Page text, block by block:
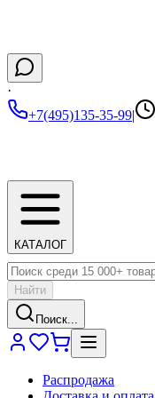
·
+7(495)135-35-99|
КАТАЛОГ
Найти
Поиск...
Распродажа